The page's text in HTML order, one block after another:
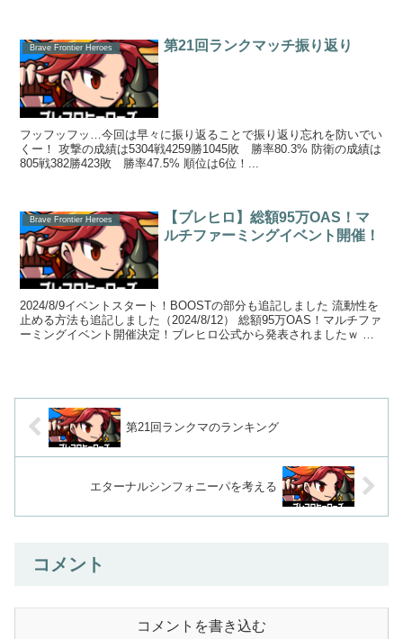
Brave Frontier Heroes 第21回ランクマッチ振り返り
フッフッフッ…今回は早々に振り返ることで振り返り忘れを防いでい
くー！ 攻撃の成績は5304戦4259勝1045敗 勝率80.3% 防衛の成績は
805戦382勝423敗 勝率47.5% 順位は6位！...
Brave Frontier Heroes
【ブレヒロ】総額95万OAS！マ
ルチファーミングイベント開催！
2024/8/9イベントスタート！BOOSTの部分も追記しました 流動性を
止める方法も追記しました（2024/8/12） 総額95万OAS！マルチファ
ーミングイベント開催決定！ブレヒロ公式から発表されましたｗ 今
第21回ランクマのランキング
エターナルシンフォニーパを考える
コメント
コメントを書き込む